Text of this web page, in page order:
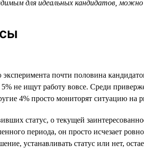
для идеальных кандидатов,
эксперимента почти половина
не ищут работу вовсе. Среди
4% просто мониторят ситуацию на
статус, о текущей
периода, он просто исчезает
устанавливать статус или нет,